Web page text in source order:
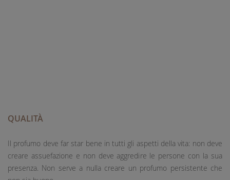
QUALITÀ
Il profumo deve far star bene in tutti gli aspetti della vita: non deve
creare assuefazione e non deve aggredire le persone con la sua
presenza. Non serve a nulla creare un profumo persistente che